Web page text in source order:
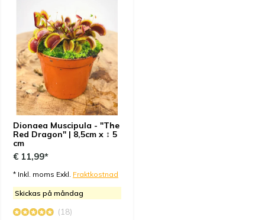
This is by far the best all red flytrap clone i have
Purchased, incredible growth in a clump. full pot. The
coloration was so intense the plant almost had a
wine colored appearance. Just WOW
Genom Bruno SAGE- 25-12-2024 10:53
4 / 5
petit petit mais à l'air en forme ;o)
La planta llegó bien y es muy bonita.
Dionaea Muscipula - "The
Red Dragon" | 8,5cm x ↕ 5
cm
€ 11,99*
* Inkl. moms Exkl. Fraktkostnad
Skickas på måndag
(18)